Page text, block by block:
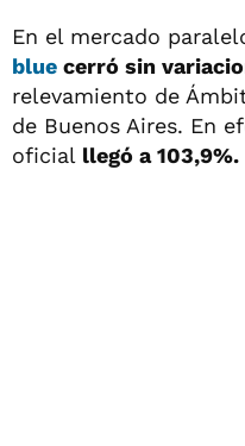
En el mercado
blue cerró sin
relevamiento de
de Buenos Aires. En
oficial llegó a 103,9%.